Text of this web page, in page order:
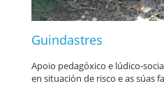
Guindastres
Apoio pedagóxico e lúdico-
en situación de risco e as súas